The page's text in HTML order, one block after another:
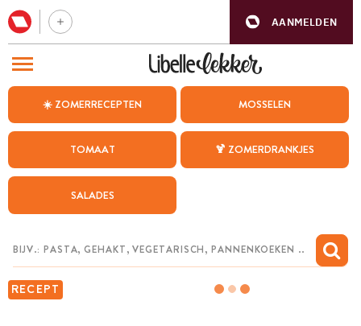
AANMELDEN
☀️ ZOMERRECEPTEN MOSSELEN
TOMAAT 🍹 ZOMERDRANKJES
SALADES
RECEPT
BEZOEK ONZE ANDERE WEBSITES
WEEKMENU
CHAT MET MAIA
MIJN BEWAARDE RECEPTEN